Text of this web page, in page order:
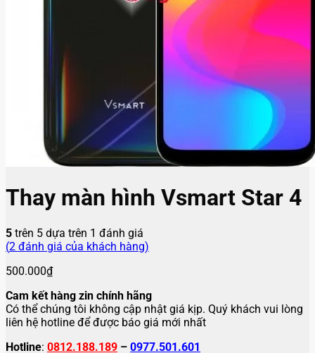
Thay màn hình Vsmart Star 4
5 trên 5 dựa trên 1 đánh giá
(2 đánh giá của khách hàng)
500.000₫
Cam kết hàng zin chính hãng
Có thể chúng tôi không cập nhật giá kịp. Quý khách vui lòng
liên hệ hotline để được báo giá mới nhất
Hotline: 0812.188.189 – 0977.501.601